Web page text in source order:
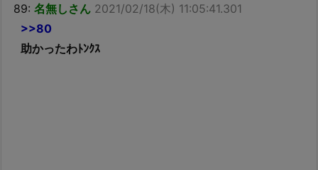
89: 名無しさん 2021/02/18(木) 11:05:41.301
>>80
助かったわﾄﾝｸｽ